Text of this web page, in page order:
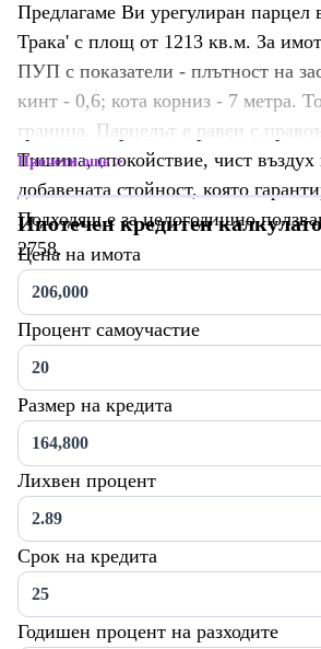
Предлагаме Ви урегулиран парцел
Трака' с площ от 1213 кв.м. За
ПУП с показатели - плътност на
кинт - 0,6; кота корниз - 7 метра.
граница. Парцелът е равен с
Тишина, спокойствие, чист въздух
добавената стойност, която
Подходящ е за целогодишно
2758.
Прочети още
Ипотечен кредитен
Цена на имота
Процент самоучастие
Размер на кредита
Лихвен процент
Срок на кредита
Годишен процент на разходите